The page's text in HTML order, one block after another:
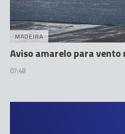
MADEIRA
Aviso amarelo para vento
07:48